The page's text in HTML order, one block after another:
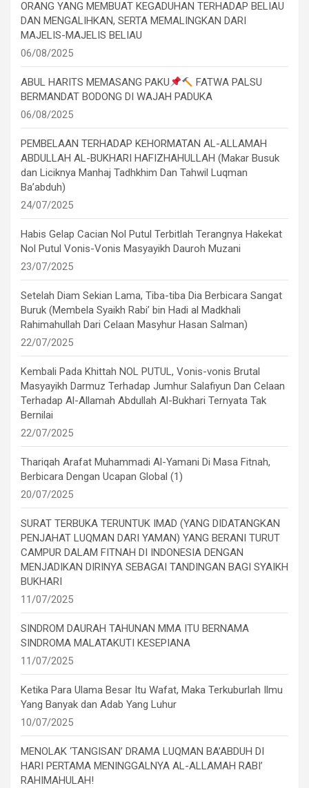
ORANG YANG MEMBUAT KEGADUHAN TERHADAP BELIAU
DAN MENGALIHKAN, SERTA MEMALINGKAN DARI
MAJELIS-MAJELIS BELIAU
06/08/2025
ABUL HARITS MEMASANG PAKU
FATWA PALSU
BERMANDAT BODONG DI WAJAH PADUKA
06/08/2025
PEMBELAAN TERHADAP KEHORMATAN AL-ALLAMAH
ABDULLAH AL-BUKHARI HAFIZHAHULLAH (Makar Busuk
dan Liciknya Manhaj Tadhkhim Dan Tahwil Luqman
Ba’abduh)
24/07/2025
Habis Gelap Cacian Nol Putul Terbitlah Terangnya Hakekat
Nol Putul Vonis-Vonis Masyayikh Dauroh Muzani
23/07/2025
Setelah Diam Sekian Lama, Tiba-tiba Dia Berbicara Sangat
Buruk (Membela Syaikh Rabi’ bin Hadi al Madkhali
Rahimahullah Dari Celaan Masyhur Hasan Salman)
22/07/2025
Kembali Pada Khittah NOL PUTUL, Vonis-vonis Brutal
Masyayikh Darmuz Terhadap Jumhur Salafiyun Dan Celaan
Terhadap Al-Allamah Abdullah Al-Bukhari Ternyata Tak
Bernilai
22/07/2025
Thariqah Arafat Muhammadi Al-Yamani Di Masa Fitnah,
Berbicara Dengan Ucapan Global (1)
20/07/2025
SURAT TERBUKA TERUNTUK IMAD (YANG DIDATANGKAN
PENJAHAT LUQMAN DARI YAMAN) YANG BERANI TURUT
CAMPUR DALAM FITNAH DI INDONESIA DENGAN
MENJADIKAN DIRINYA SEBAGAI TANDINGAN BAGI SYAIKH
BUKHARI
11/07/2025
SINDROM DAURAH TAHUNAN MMA ITU BERNAMA
SINDROMA MALATAKUTI KESEPIANA
11/07/2025
Ketika Para Ulama Besar Itu Wafat, Maka Terkuburlah Ilmu
Yang Banyak dan Adab Yang Luhur
10/07/2025
MENOLAK ‘TANGISAN’ DRAMA LUQMAN BA’ABDUH DI
HARI PERTAMA MENINGGALNYA AL-ALLAMAH RABI’
RAHIMAHULAH!